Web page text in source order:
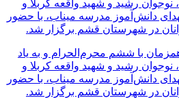
با ششم محرم‌الحرام و به یاد
رشید و شهید واقعه کربلا و
دانش‌آموز مدرسه میناب، با حضور
در شهرستان قشم برگزار شد.